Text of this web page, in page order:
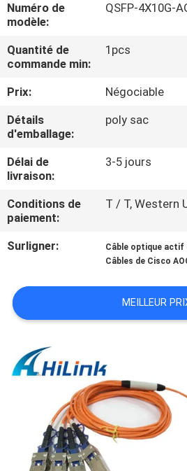
VISITE
DE
L'USINE
CONTRÔLE
DE
LA
CONTACTER
NOUVELLES
LES
AFFAIRES
DEMANDEZ
UN DEVIS
Numéro de
modèle:
QSFP-4X10G-
Quantité de
commande min:
1pcs
Prix:
Négociable
Détails
d'emballage:
poly sac
Délai de
livraison:
3-5 jours
Conditions de
paiement:
T / T, Western
Surligner: Câble optique actif
Câbles de Cisco
MEILLEUR